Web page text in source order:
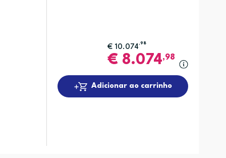
€ 10.074,98
€ 8.074,98
Adicionar ao carrinho